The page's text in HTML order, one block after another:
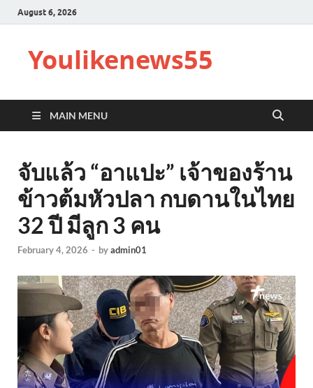
August 6, 2026
Youlikenews55
MAIN MENU
จับแล้ว “อาแปะ” เจ้าของร้าน
ข้าวต้มหัวปลา กบดานในไทย
32 ปี มีลูก 3 คน
February 4, 2026 - byadmin01